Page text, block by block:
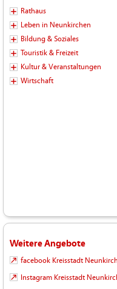
Rathaus
Leben in Neunkirchen
Bildung & Soziales
Touristik & Freizeit
Kultur & Veranstaltungen
Wirtschaft
Weitere Angebote
facebook Kreisstadt
Instagram Kreisstadt